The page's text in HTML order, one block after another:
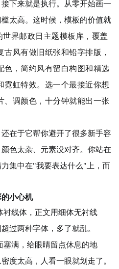
下来就是执行。从零开始画一
太高。这时候，模板的价值就
世界邮政日主题模板库，覆盖
风有做旧纸张和铅字排版，
色，简约风有留白构图和精选
霓虹特效。选一个最接近你想
、调颜色，十分钟就能出一张
在于它帮你避开了很多新手容
色太杂、元素没对齐。你站在
集中在"我要表达什么"上，而
小心机
衬线体，正文用细体无衬线
过两种字体，多了就乱。
塞满，给眼睛留点休息的地
度太高，人看一眼就划走了。